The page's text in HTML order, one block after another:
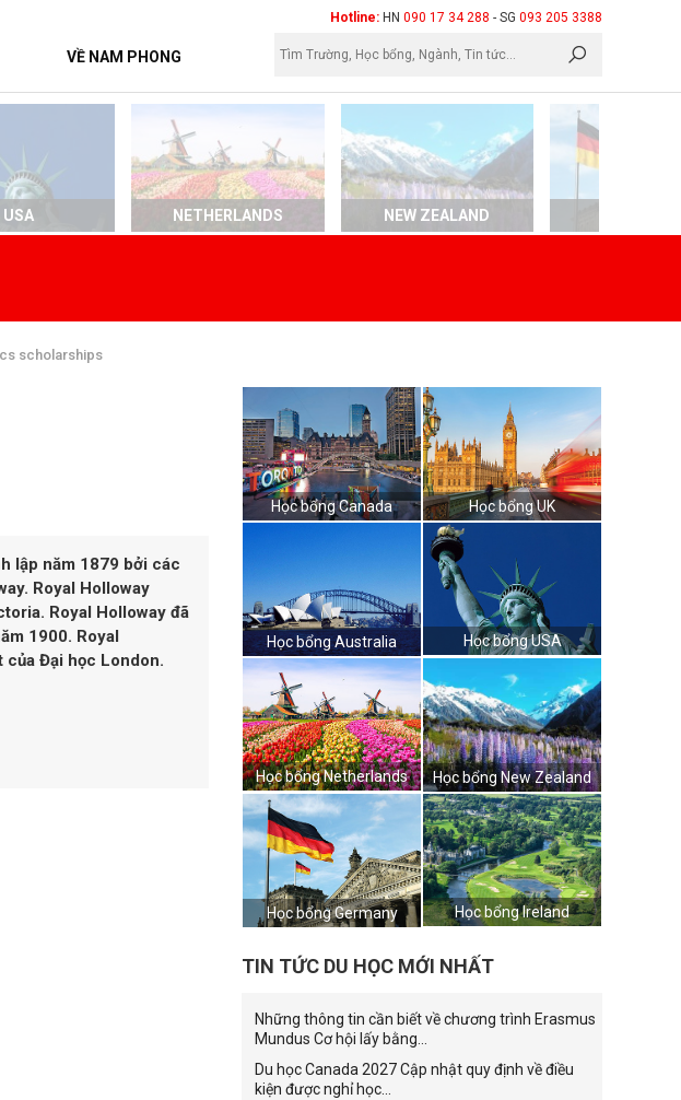
Hotline: HN 090 17 34 288 - SG 093 205 3388
VỀ NAM PHONG
USA NETHERLANDS NEW ZEALAND
scholarships
lập năm 1879 bởi các
Royal Holloway
Royal Holloway đã
1900. Royal
của Đại học London.
Học bổng Canada Học bổng UK
Học bổng Australia Học bổng USA
Học bổng Netherlands Học bổng New Zealand
Học bổng Germany Học bổng Ireland
TIN TỨC DU HỌC MỚI NHẤT
Những thông tin cần biết về chương trình Erasmus
Mundus Cơ hội lấy bằng...
Du học Canada 2027 Cập nhật quy định về điều
kiện được nghỉ học...